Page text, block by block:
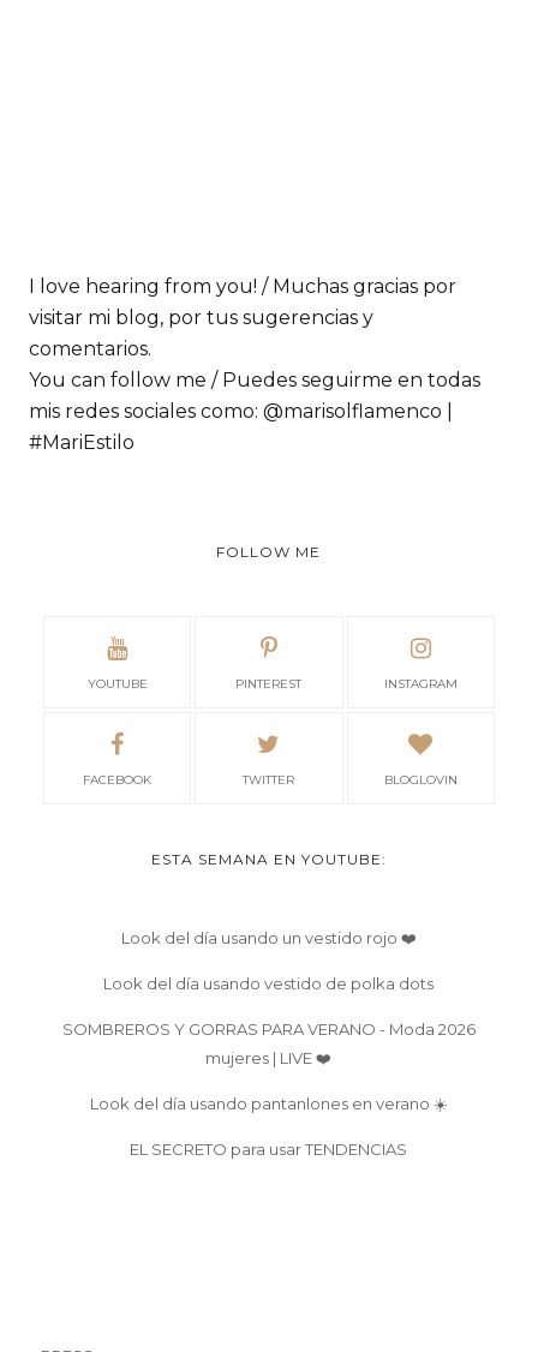
I love hearing from you! / Muchas gracias por
visitar mi blog, por tus sugerencias y
comentarios.
You can follow me / Puedes seguirme en todas
mis redes sociales como: @marisolflamenco |
#MariEstilo
FOLLOW ME
YOUTUBE PINTEREST INSTAGRAM
FACEBOOK TWITTER BLOGLOVIN
ESTA SEMANA EN YOUTUBE:
Look del día usando un vestido rojo ❤️
Look del día usando vestido de polka dots
SOMBREROS Y GORRAS PARA VERANO - Moda 2026
mujeres | LIVE ❤️
Look del día usando pantanlones en verano ☀️
EL SECRETO para usar TENDENCIAS